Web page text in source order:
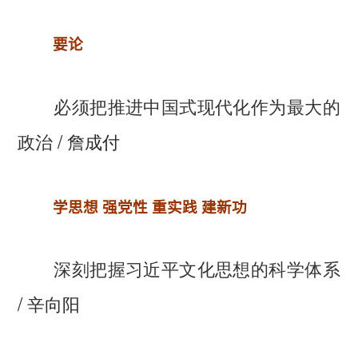
要论
必须把推进中国式现代化作为最大的
政治/ 詹成付
学思想 强党性 重实践 建新功
深刻把握习近平文化思想的科学体系
/ 辛向阳